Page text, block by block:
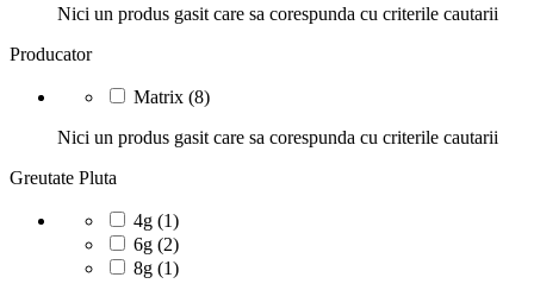
Nici un produs gasit care sa corespunda cu criterile cautarii
Producator
Matrix (8)
Nici un produs gasit care sa corespunda cu criterile cautarii
Greutate Pluta
4g (1)
6g (2)
8g (1)